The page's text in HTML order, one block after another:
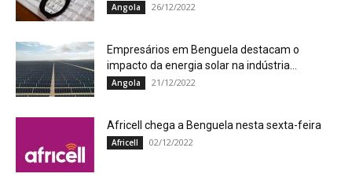
Angola 26/12/2022
Empresários em Benguela destacam o
impacto da energia solar na indústria...
Angola 21/12/2022
Africell chega a Benguela nesta sexta-feira
Africell 02/12/2022